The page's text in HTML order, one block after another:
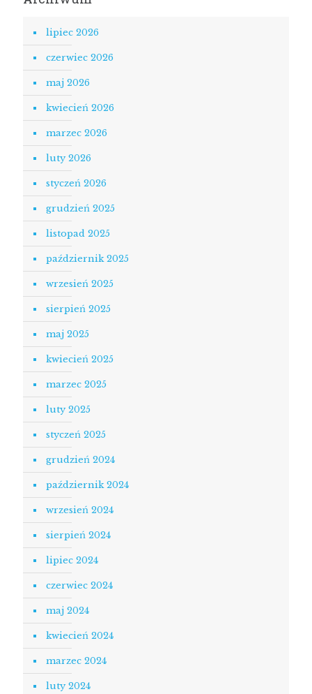
lipiec 2026
czerwiec 2026
maj 2026
kwiecień 2026
marzec 2026
luty 2026
styczeń 2026
grudzień 2025
listopad 2025
październik 2025
wrzesień 2025
sierpień 2025
maj 2025
kwiecień 2025
marzec 2025
luty 2025
styczeń 2025
grudzień 2024
październik 2024
wrzesień 2024
sierpień 2024
lipiec 2024
czerwiec 2024
maj 2024
kwiecień 2024
marzec 2024
luty 2024